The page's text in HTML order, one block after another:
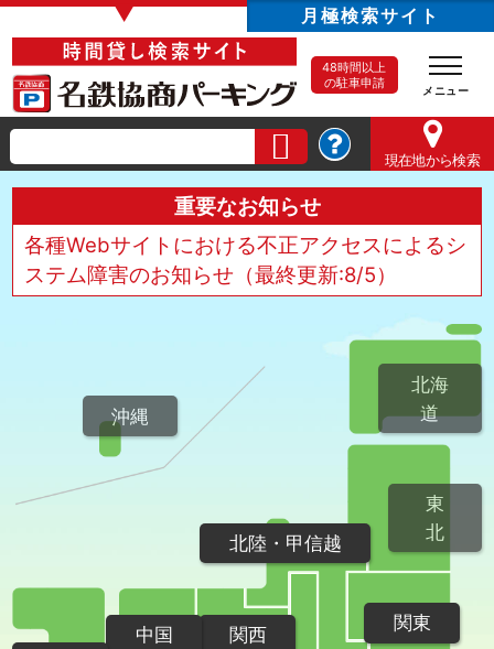
▼ 月極検索サイト
48時間以上
の駐車申請
現在地から検索
重要なお知らせ
各種Webサイトにおける不正アクセスによるシ
ステム障害のお知らせ（最終更新:8/5）
北海
道
東
北
関東
北陸・甲信越
関西
中国
沖縄